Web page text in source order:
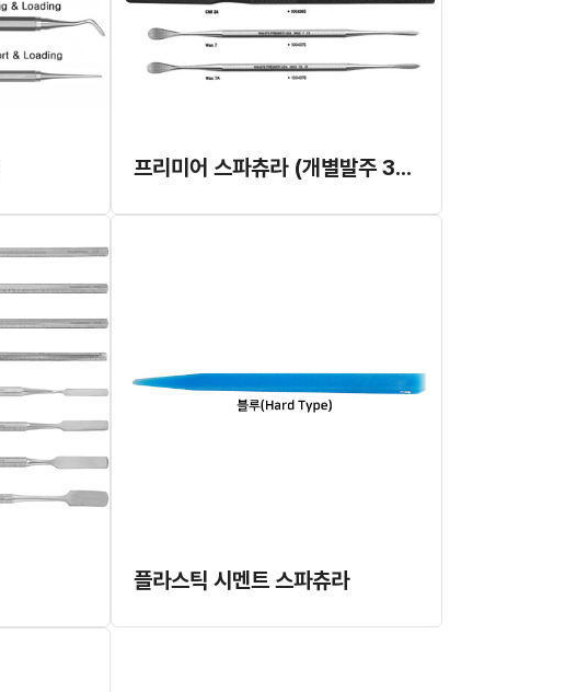
프리미어 스파츄라 (개별발주 3~4개월 이상 소요)
플라스틱 시멘트 스파츄라